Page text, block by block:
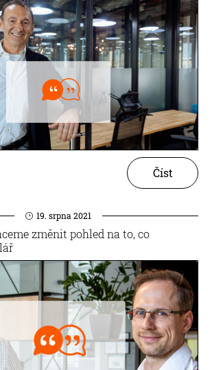
Číst
19. srpna 2021
změnit pohled na to, co